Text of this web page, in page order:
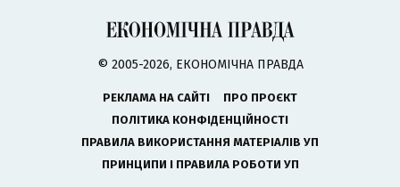
© 2005-2026, ЕКОНОМІЧНА ПРАВДА
РЕКЛАМА НА САЙТІ
ПРО ПРОЄКТ
ПОЛІТИКА КОНФІДЕНЦІЙНОСТІ
ПРАВИЛА ВИКОРИСТАННЯ МАТЕРІАЛІВ УП
ПРИНЦИПИ І ПРАВИЛА РОБОТИ УП